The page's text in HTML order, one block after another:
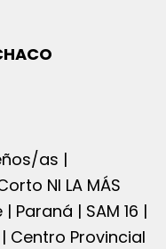
as |
NI LA MÁS
Paraná | SAM 16 |
| Centro Provincial